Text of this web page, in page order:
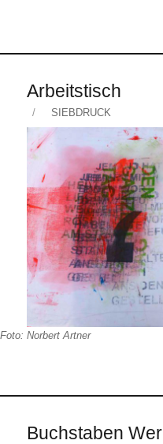
Arbeitstisch
Veröffentlicht
am
KATEGORIEN
SIEBDRUCK
Foto: Norbert Artner
Buchstaben